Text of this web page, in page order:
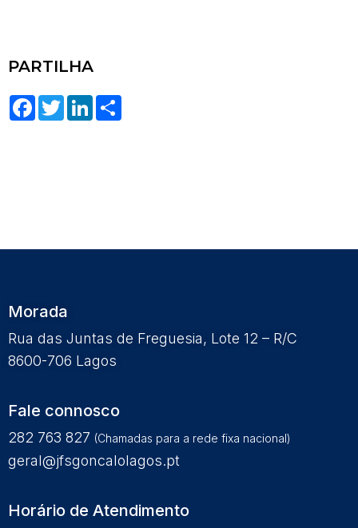
PARTILHA
Facebook
TwitterLinkedIn
Morada
Rua das Juntas de Freguesia, Lote 12 – R/C
8600-706 Lagos
Fale connosco
282 763 827 (Chamadas para a rede fixa nacional)
geral@jfsgoncalolagos.pt
Horário de Atendimento